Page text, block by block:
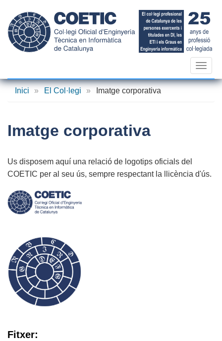
contingut
Inici
» El Col·legi » Imatge corporativa
Imatge corporativa
Us disposem aquí una relació de logotips oficials del
COETIC per al seu ús, sempre respectantla llicència d'ús.
Fitxer: